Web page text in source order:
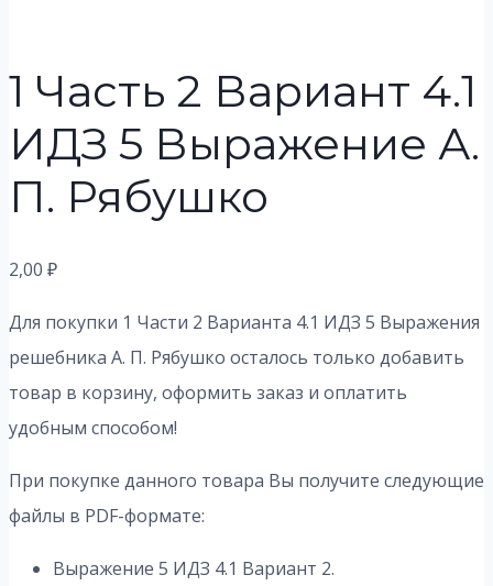
1 Часть 2 Вариант 4.1
ИДЗ 5 Выражение А.
П. Рябушко
2,00 ₽
Для покупки 1 Части 2 Варианта 4.1 ИДЗ 5 Выражения
решебника А. П. Рябушко осталось только добавить
товар в корзину, оформить заказ и оплатить
удобным способом!
При покупке данного товара Вы получите следующие
файлы в PDF-формате:
Выражение 5 ИДЗ 4.1 Вариант 2.